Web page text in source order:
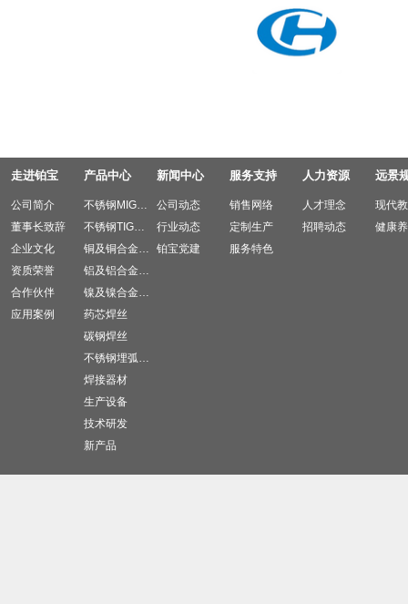
走进铂宝
公司简介
董事长致辞
企业文化
资质荣誉
合作伙伴
应用案例
产品中心
不锈钢MIG焊丝
不锈钢TIG焊丝
铜及铜合金焊材
铝及铝合金焊材
镍及镍合金焊材
药芯焊丝
碳钢焊丝
不锈钢埋弧焊丝
焊接器材
生产设备
技术研发
新产品
新闻中心
公司动态
行业动态
铂宝党建
服务支持
销售网络
定制生产
服务特色
人力资源
人才理念
招聘动态
远景
现代
健康